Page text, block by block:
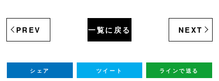
PREV NEXT
一覧に戻る
シェア ツイート ラインで送る